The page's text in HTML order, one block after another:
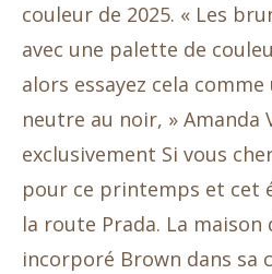
couleur de 2025. « Les
avec une palette de
alors essayez cela
neutre au noir, » Amanda
exclusivement Si vous
pour ce printemps et cet
la route Prada. La maison
incorporé Brown dans sa